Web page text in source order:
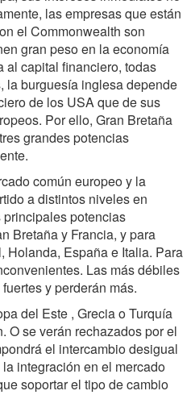
las empresas que están
el Commonwealth son
gran peso en la economía
al capital financiero, todas
la burguesía inglesa depende
de los USA que de sus
Por ello, Gran Bretaña
grandes potencias
común europeo y la
a distintos niveles en
potencias
Bretaña y Francia, y para
Holanda, España e Italia. Para
Las más débiles
y perderán más.
del Este , Grecia o Turquía
O se verán rechazados por el
el intercambio desigual
integración en el mercado
soportar el tipo de cambio